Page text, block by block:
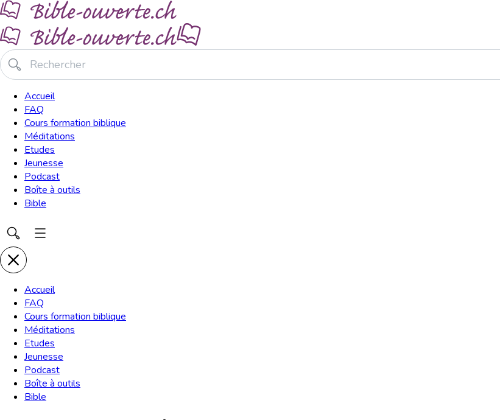
Accueil
FAQ
Cours formation biblique
Méditations
Etudes
Jeunesse
Podcast
Boîte à outils
Bible
Accueil
FAQ
Cours formation biblique
Méditations
Etudes
Jeunesse
Podcast
Boîte à outils
Bible